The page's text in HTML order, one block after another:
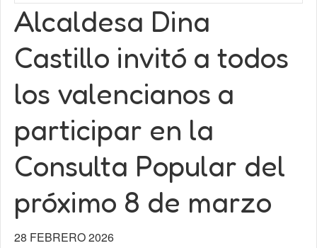
Alcaldesa Dina
Castillo invitó a todos
los valencianos a
participar en la
Consulta Popular del
próximo 8 de marzo
28 FEBRERO 2026